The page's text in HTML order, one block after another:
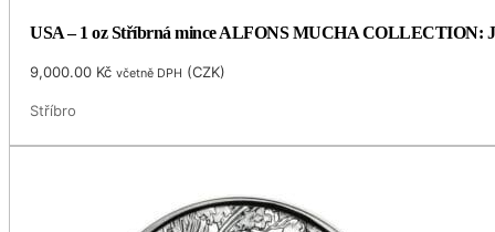
USA – 1 oz Stříbrná mince ALFONS MUCHA COLLECTION:
9,000.00 Kč včetně DPH (CZK)
Stříbro